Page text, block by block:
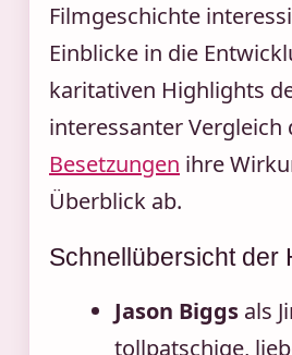
Filmgeschichte
Einblicke in die
karitativen Highlights
interessanter Vergleich
Besetzungen ihre
Überblick ab.
Schnellübersicht der
Jason Biggs als
tollpatschige,